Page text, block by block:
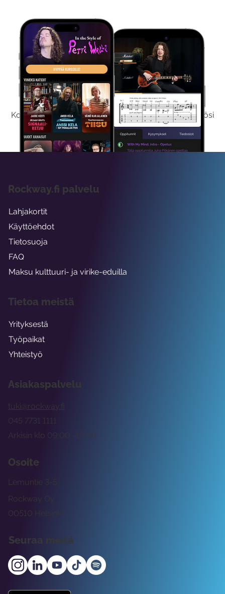
Kokeile Ilmaiseksi
Kokeilemalla ilmaiseksi saat koko sisältömme käyttöösi
viikon ajaksi.
Asiakaspalvelu
tuki@rockway.fi
Arkisin klo 09:00 -15:00
045 7731 1111
Osoite
Rockway Oy
Lemuntie 3-5
00510 Helsinki
Seuraa meitä
Rockway.fi palvelu
Lahjakortit
Käyttöehdot
Tietosuoja
FAQ
Maksu kulttuuri- ja virike-eduilla
Tietoa meistä
Yrityksestä
Työpaikat
Yhteistyö